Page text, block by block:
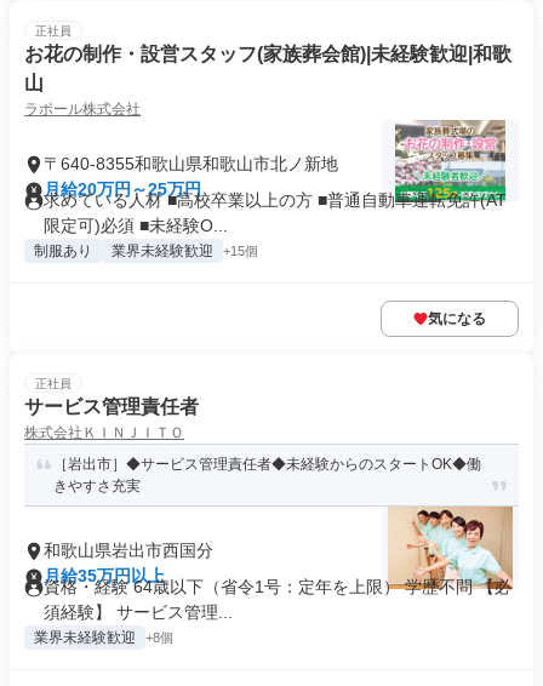
正社員
お花の制作・設営スタッフ(家族葬会館)|未経験歓迎|和歌
山
ラポール株式会社
〒640-8355和歌山県和歌山市北ノ新地
月給20万円～25万円
求めている人材 ■高校卒業以上の方 ■普通自動車運転免許(AT
限定可)必須 ■未経験O...
制服あり 業界未経験歓迎 +15個
気になる
正社員
サービス管理責任者
株式会社ＫＩＮＪＩＴＯ
［岩出市］◆サービス管理責任者◆未経験からのスタートOK◆働
きやすさ充実
和歌山県岩出市西国分
月給35万円以上
資格・経験 64歳以下（省令1号：定年を上限） 学歴不問 【必
須経験】 サービス管理...
業界未経験歓迎 +8個